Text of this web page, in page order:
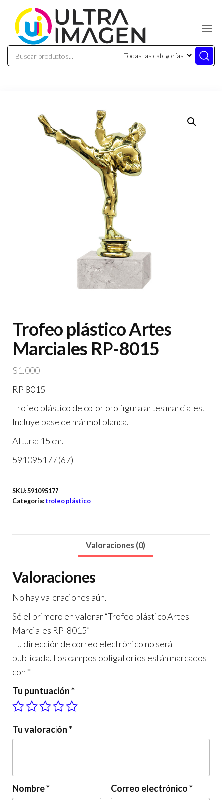
Trofeo plástico Artes
Marciales RP-8015
$1.000
RP 8015
Trofeo plástico de color oro figura artes marciales.
Incluye base de mármol blanca.
Altura: 15 cm.
591095177 (67)
SKU:591095177
Categoría: trofeo plástico
Valoraciones (0)
Valoraciones
No hay valoraciones aún.
Sé el primero en valorar “Trofeo plástico Artes
Marciales RP-8015”
Tu dirección de correo electrónico no será
publicada. Los campos obligatorios están marcados
con *
Tu puntuación*
Tu valoración*
Nombre* Correo electrónico*